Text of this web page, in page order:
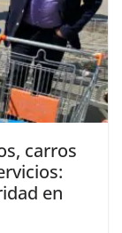
carros
en